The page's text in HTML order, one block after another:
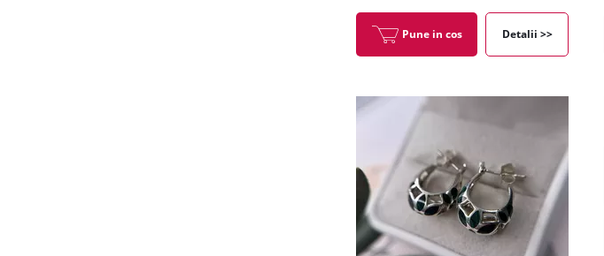
Pune in cos Detalii >>